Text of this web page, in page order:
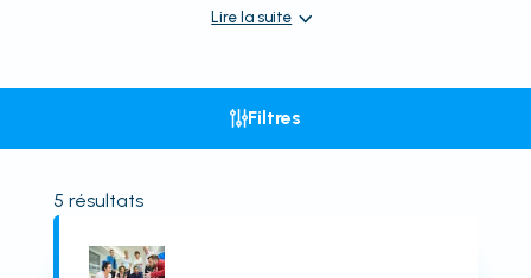
Lire la suite
Filtres
5 résultats